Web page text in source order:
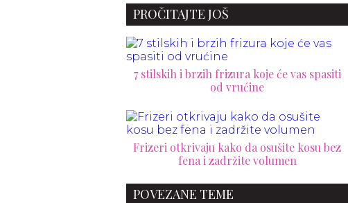
PROČITAJTE JOŠ
7 stilskih i brzih frizura koje će vas spasiti
od vrućine
Frizeri otkrivaju kako da osušite kosu bez
fena i zadržite volumen
POVEZANE TEME